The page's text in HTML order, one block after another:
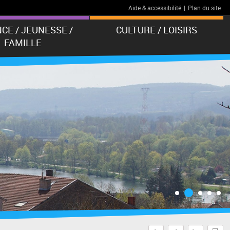
Aide & accessibilité | Plan du site
/ JEUNESSE /
FAMILLE
CULTURE / LOISIRS